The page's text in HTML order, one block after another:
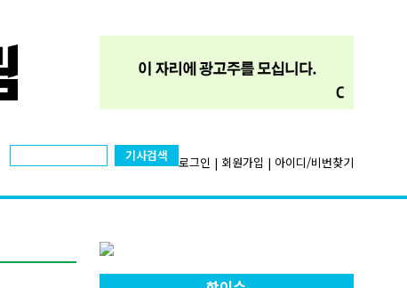
기사검색 로그인 | 회원가입 | 아이디/비번찾기